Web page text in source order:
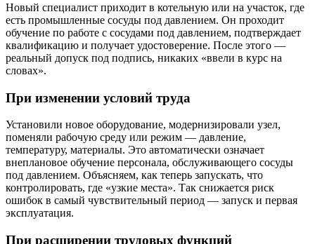
Новый специалист приходит в котельную или на участок, где
есть промышленные сосуды под давлением. Он проходит
обучение по работе с сосудами под давлением, подтверждает
квалификацию и получает удостоверение. После этого —
реальный допуск под подпись, никаких «ввели в курс на
словах».
При изменении условий труда
Установили новое оборудование, модернизировали узел,
поменяли рабочую среду или режим — давление,
температуру, материалы. Это автоматически означает
внеплановое обучение персонала, обслуживающего сосуды
под давлением. Объясняем, как теперь запускать, что
контролировать, где «узкие места». Так снижается риск
ошибок в самый чувствительный период — запуск и первая
эксплуатация.
При расширении трудовых функций